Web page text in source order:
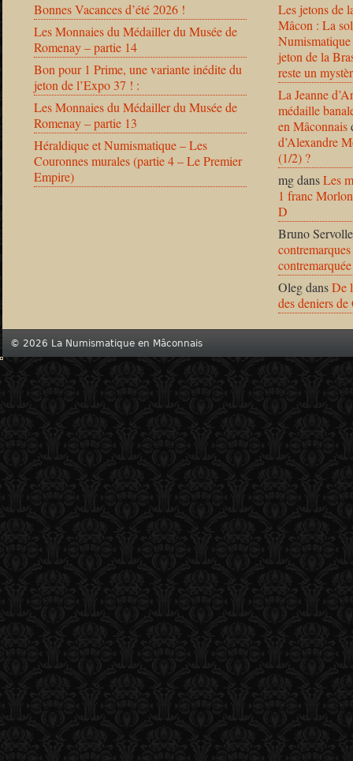
Bonnes Vacances d’été 2026 !
Les Monnaies du Médailler du Musée de
Romenay – partie 14
Bon pour 1 Prime, une variante inédite du
jeton de l’Expo 37 ! :
Les Monnaies du Médailler du Musée de
Romenay – partie 13
Héraldique et Numismatique – Les
Couronnes murales (partie 4 – Le Premier
Empire)
Les jetons de
Mâcon : La
jeton de la
reste un
La Jeanne
médaille
en Mâconnais
d’Alexandre
(1/2) ?
mgdansLes
1 franc
D
Bruno Servolle
OlegdansDe
des deniers
© 2026 La Numismatique en Mâconnais